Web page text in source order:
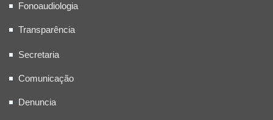
Fonoaudiologia
Transparência
Secretaria
Comunicação
Denuncia